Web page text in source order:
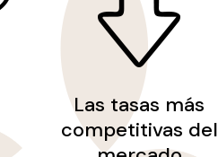
Las tasas más
competitivas del